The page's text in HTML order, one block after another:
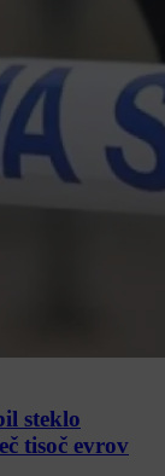
steklo
tisoč evrov